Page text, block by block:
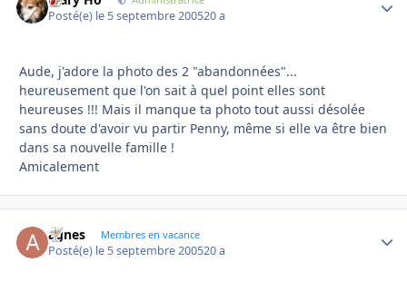
Posté(e) le 5 septembre 200520 a
Aude, j'adore la photo des 2 "abandonnées"...
heureusement que l'on sait à quel point elles sont
heureuses !!! Mais il manque ta photo tout aussi désolée
sans doute d'avoir vu partir Penny, même si elle va être bien
dans sa nouvelle famille !
Amicalement
agnes Membres en vacance
Posté(e) le 5 septembre 200520 a